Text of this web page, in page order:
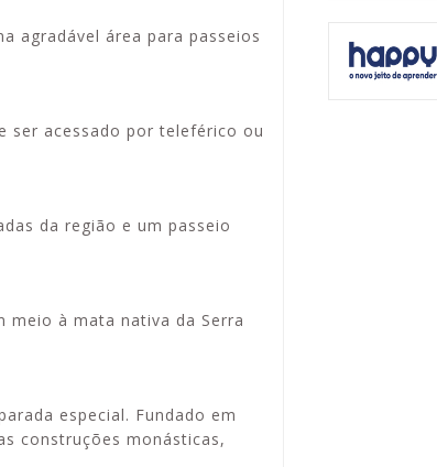
agradável área para passeios
ser acessado por teleférico ou
da região e um passeio
meio à mata nativa da Serra
especial. Fundado em
construções monásticas,